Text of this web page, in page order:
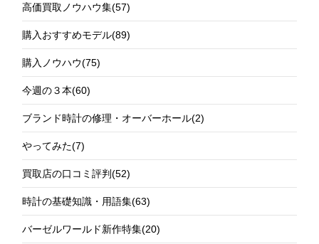
高価買取ノウハウ集(57)
購入おすすめモデル(89)
購入ノウハウ(75)
今週の３本(60)
ブランド時計の修理・オーバーホール(2)
やってみた(7)
買取店の口コミ評判(52)
時計の基礎知識・用語集(63)
バーゼルワールド新作特集(20)